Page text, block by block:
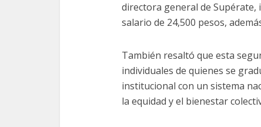
directora general de Supérate,
salario de 24,500 pesos,
También resaltó que esta
individuales de quienes se
institucional con un sistema
la equidad y el bienestar